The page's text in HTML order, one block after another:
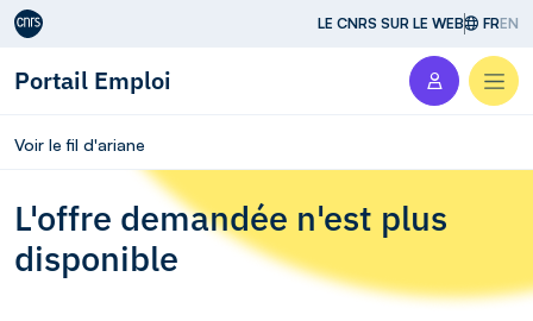
Aller au contenu LE CNRS SUR LE WEB FREN
Portail Emploi
Voir le fil d'ariane
L'offre demandée n'est plus
disponible